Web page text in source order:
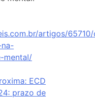
artigos/
mental/
ECD
prazo de